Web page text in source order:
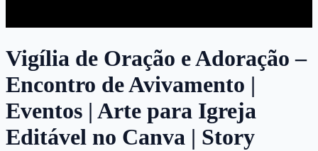
Vigília de Oração e Adoração –
Encontro de Avivamento |
Eventos | Arte para Igreja
Editável no Canva | Story